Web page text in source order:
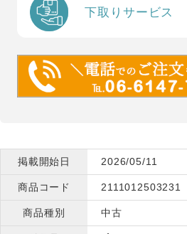
下取りサービス
掲載開始日 2026/05/11
商品コード 2111012503231
商品種別 中古